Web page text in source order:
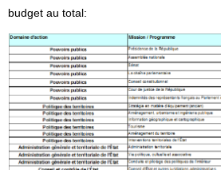
budget au total: